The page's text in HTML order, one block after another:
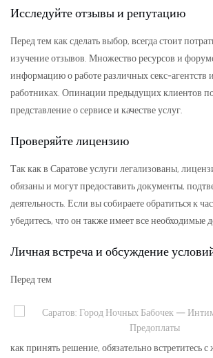
Исследуйте отзывы и репутацию
Перед тем как сделать выбор, всегда стоит
изучение отзывов. Множество ресурсов и
информацию о работе различных секс-агентств
работниках. Опинации предыдущих клиентов
представление о сервисе и качестве услуг.
Проверяйте лицензию
Так как в Саратове услуги легализованы,
обязаны и могут предоставить документы,
деятельность. Если вы собираете обратиться к
убедитесь, что он также имеет все необходимые
Личная встреча и обсуждение
Перед тем
как принять решение, обязательно